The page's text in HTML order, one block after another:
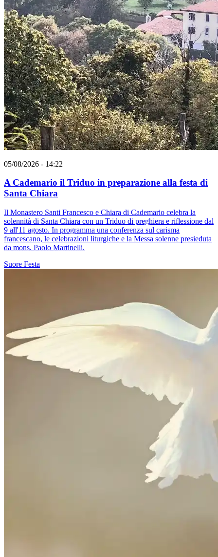
05/08/2026 - 14:22
A Cademario il Triduo in preparazione alla festa di
Santa Chiara
Il Monastero Santi Francesco e Chiara di Cademario celebra la
solennità di Santa Chiara con un Triduo di preghiera e riflessione dal
9 all'11 agosto. In programma una conferenza sul carisma
francescano, le celebrazioni liturgiche e la Messa solenne presieduta
da mons. Paolo Martinelli.
Suore Festa